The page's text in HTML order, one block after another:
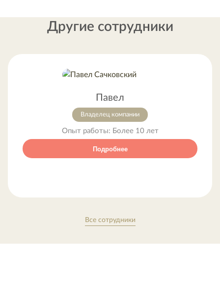
Другие сотрудники
Павел
Владелец компании
Опыт работы: Более 10 лет
Подробнее
Все сотрудники